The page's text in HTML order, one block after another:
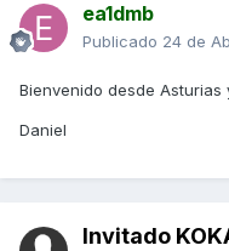
ea1dmb
Publicado 24 de
Bienvenido desde
Daniel
Invitado